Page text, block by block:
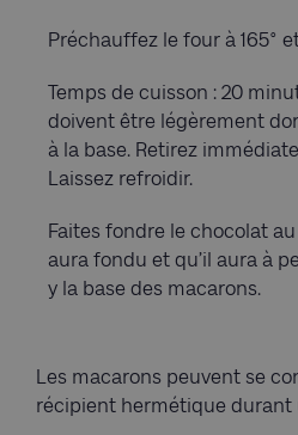
Préchauffez le four à 165°
Temps de cuisson : 20
doivent être légèrement
à la base. Retirez
Laissez refroidir.
Faites fondre le chocolat
aura fondu et qu’il aura à
y la base des macarons.
Les macarons peuvent se
récipient hermétique durant